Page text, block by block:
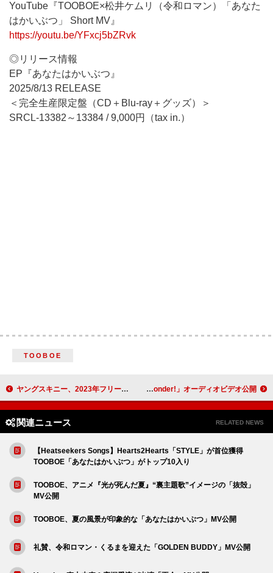
YouTube『TOOBOE×松井ケムリ（令和ロマン）「あなた
はかいぶつ」 Short MV』
https://youtu.be/YFxcj5bZRvk
◎リリース情報
EP『あなたはかいぶつ』
2025/8/13 RELEASE
＜完全生産限定盤（CD＋Blu-ray＋グッズ）＞
SRCL-13382～13384 / 9,000円（tax in.）
TOOBOE
ヤングスキニー、2023年フリーライブ映像をアーカイブなしのプレミア公開 絢香、ニューAL表題曲「Wonder!」オーディオビデオ公開
関連ニュース RELATED NEWS
【Heatseekers Songs】Hearts2Hearts「STYLE」が首位獲得
TOOBOE「あなたはかいぶつ」がトップ10入り
TOOBOE、アニメ『光が死んだ夏』“裏主題歌”イメージの「抜殻」
MV公開
TOOBOE、夏の風景が印象的な「あなたはかいぶつ」MV公開
礼賛、令和ロマン・くるまを迎えた「GOLDEN BUDDY」MV公開